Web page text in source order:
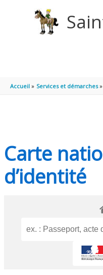
Accueil Services et démarches
Carte
d’identité